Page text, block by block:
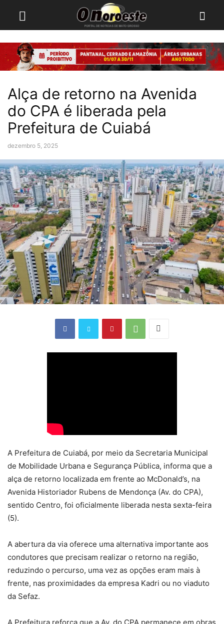
Alça de retorno na Avenida
do CPA é liberada pela
Prefeitura de Cuiabá
dezembro 5, 2025
A Prefeitura de Cuiabá, por meio da Secretaria Municipal
de Mobilidade Urbana e Segurança Pública, informa que a
alça de retorno localizada em frente ao McDonald’s, na
Avenida Historiador Rubens de Mendonça (Av. do CPA),
sentido Centro, foi oficialmente liberada nesta sexta-feira
(5).
A abertura da via oferece uma alternativa importante aos
condutores que precisam realizar o retorno na região,
reduzindo o percurso, uma vez as opções eram mais à
frente, nas proximidades da empresa Kadri ou no viaduto
da Sefaz.
A Prefeitura reforça que a Av. do CPA permanece em obras